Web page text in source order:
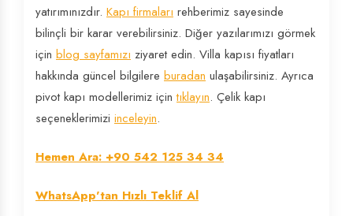
yatırımınızdır. Kapı firmaları rehberimiz sayesinde
bilinçli bir karar verebilirsiniz. Diğer yazılarımızı görmek
için blog sayfamızı ziyaret edin. Villa kapısı fiyatları
hakkında güncel bilgilere buradan ulaşabilirsiniz. Ayrıca
pivot kapı modellerimiz içintıklayın. Çelik kapı
seçeneklerimizi inceleyin.
Hemen Ara: +90 542 125 34 34
WhatsApp'tan Hızlı Teklif Al